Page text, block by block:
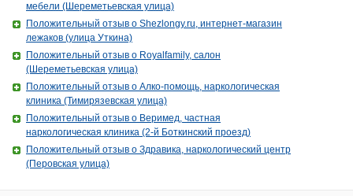
мебели (Шереметьевская улица)
Положительный отзыв о Shezlongy.ru, интернет-магазин
лежаков (улица Уткина)
Положительный отзыв о Royalfamily, салон
(Шереметьевская улица)
Положительный отзыв о Алко-помощь, наркологическая
клиника (Тимирязевская улица)
Положительный отзыв о Веримед, частная
наркологическая клиника (2-й Боткинский проезд)
Положительный отзыв о Здравика, наркологический центр
(Перовская улица)